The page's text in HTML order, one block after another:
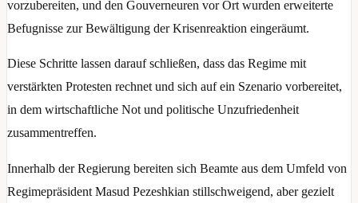
vorzubereiten, und den Gouverneuren vor Ort wurden erweiterte
Befugnisse zur Bewältigung der Krisenreaktion eingeräumt.
Diese Schritte lassen darauf schließen, dass das Regime mit
verstärkten Protesten rechnet und sich auf ein Szenario vorbereitet,
in dem wirtschaftliche Not und politische Unzufriedenheit
zusammentreffen.
Innerhalb der Regierung bereiten sich Beamte aus dem Umfeld von
Regimepräsident Masud Pezeshkian stillschweigend, aber gezielt